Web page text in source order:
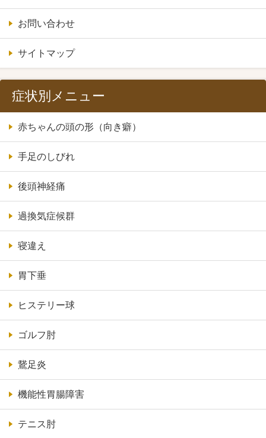
お問い合わせ
サイトマップ
症状別メニュー
赤ちゃんの頭の形（向き癖）
手足のしびれ
後頭神経痛
過換気症候群
寝違え
胃下垂
ヒステリー球
ゴルフ肘
鵞足炎
機能性胃腸障害
テニス肘